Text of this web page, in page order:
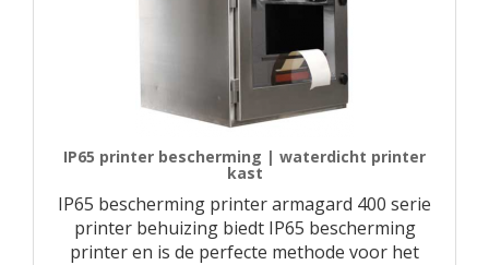
IP65 printer bescherming | waterdicht printer
kast
IP65 bescherming printer armagard 400 serie
printer behuizing biedt IP65 bescherming
printer en is de perfecte methode voor het